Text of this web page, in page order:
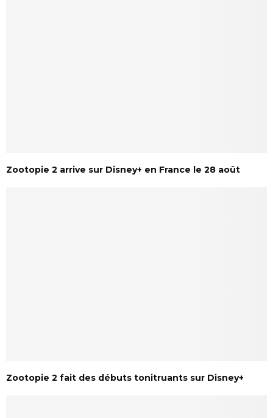
Zootopie 2 arrive sur Disney+ en France le 28 août
Zootopie 2 fait des débuts tonitruants sur Disney+